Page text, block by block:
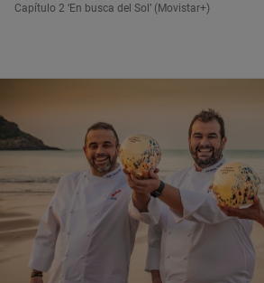
Capítulo 2 ‘En busca del Sol’ (Movistar+)